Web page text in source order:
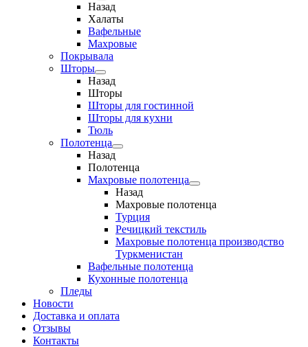
Назад
Халаты
Вафельные
Махровые
Покрывала
Шторы
Назад
Шторы
Шторы для гостинной
Шторы для кухни
Тюль
Полотенца
Назад
Полотенца
Махровые полотенца
Назад
Махровые полотенца
Турция
Речицкий текстиль
Махровые полотенца производство
Туркменистан
Вафельные полотенца
Кухонные полотенца
Пледы
Новости
Доставка и оплата
Отзывы
Контакты